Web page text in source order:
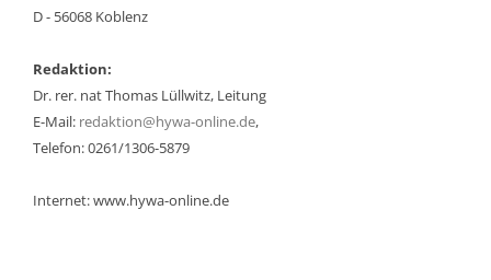
D - 56068 Koblenz
Redaktion:
Dr. rer. nat Thomas Lüllwitz, Leitung
E-Mail: redaktion@hywa-online.de,
Telefon: 0261/1306-5879
Internet: www.hywa-online.de